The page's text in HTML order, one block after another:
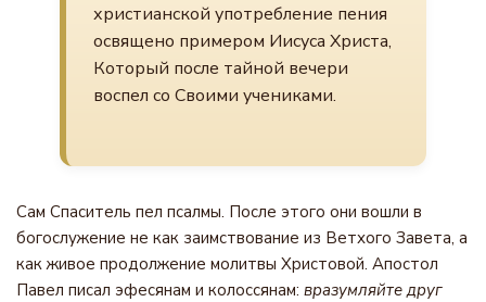
христианской употребление пения
освящено примером Иисуса Христа,
Который после тайной вечери
воспел со Своими учениками.
Сам Спаситель пел псалмы. После этого они вошли в
богослужение не как заимствование из Ветхого Завета, а
как живое продолжение молитвы Христовой. Апостол
Павел писал эфесянам и колоссянам: вразумляйте друг